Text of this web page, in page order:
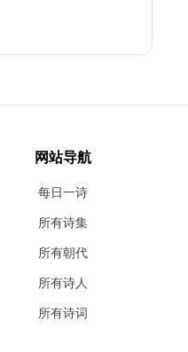
网站导航
每日一诗
所有诗集
所有朝代
所有诗人
所有诗词